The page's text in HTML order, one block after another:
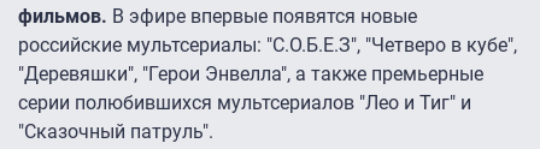
фильмов. В эфире впервые появятся новые
российские мультсериалы: "С.О.Б.Е.З", "Четверо в кубе",
"Деревяшки", "Герои Энвелла", а также премьерные
серии полюбившихся мультсериалов "Лео и Тиг" и
"Сказочный патруль".